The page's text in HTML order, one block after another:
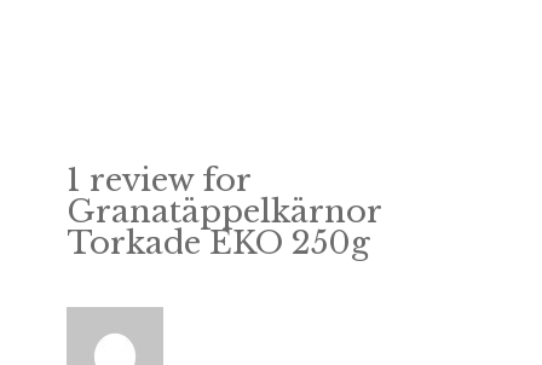
1 review for
Granatäppelkärnor
Torkade EKO 250g